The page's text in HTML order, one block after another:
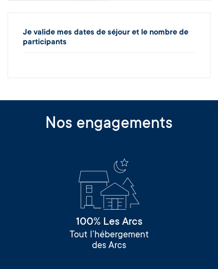
Je valide mes dates de séjour et le nombre de
participants
Nos engagements
100% Les Arcs
Tout l’hébergement
des Arcs